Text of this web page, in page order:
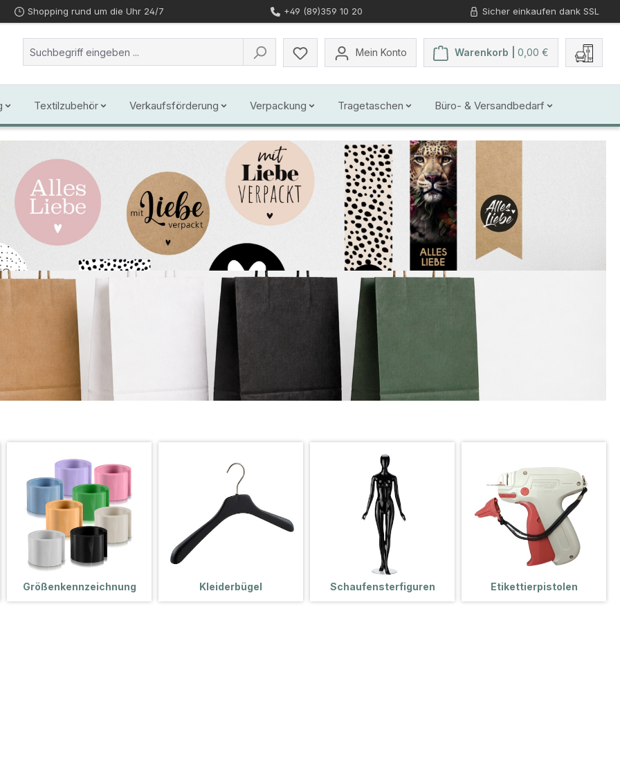
Shopping rund um die Uhr 24/7 +49 (89)359 10 20 Sicher einkaufen dank SSL
Du hast 0 Produkte auf dem Merkzettel
Mein Konto Warenkorb | 0,00 €
Textilzubehör Verkaufsförderung Verpackung Tragetaschen Büro- & Versandbedarf
Größenkennzeichnung Kleiderbügel Schaufensterfiguren Etikettierpistolen